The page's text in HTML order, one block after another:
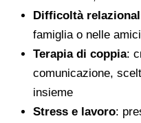
Difficoltà
famiglia o nelle
Terapia di coppia:
comunicazione,
insieme
Stress e lavoro: